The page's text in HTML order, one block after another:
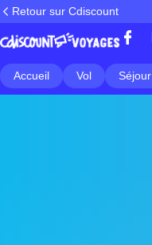
Retour sur Cdiscount
Accueil Vol Séjour